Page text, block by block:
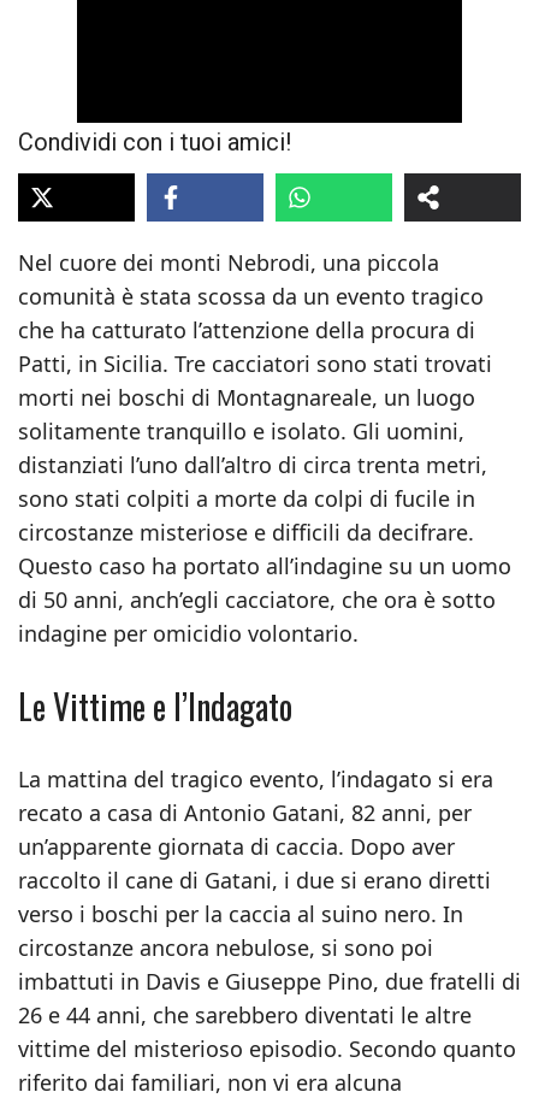
Condividi con i tuoi amici!
Nel cuore dei monti Nebrodi, una piccola
comunità è stata scossa da un evento tragico
che ha catturato l’attenzione della procura di
Patti, in Sicilia. Tre cacciatori sono stati trovati
morti nei boschi di Montagnareale, un luogo
solitamente tranquillo e isolato. Gli uomini,
distanziati l’uno dall’altro di circa trenta metri,
sono stati colpiti a morte da colpi di fucile in
circostanze misteriose e difficili da decifrare.
Questo caso ha portato all’indagine su un uomo
di 50 anni, anch’egli cacciatore, che ora è sotto
indagine per omicidio volontario.
Le Vittime e l’Indagato
La mattina del tragico evento, l’indagato si era
recato a casa di Antonio Gatani, 82 anni, per
un’apparente giornata di caccia. Dopo aver
raccolto il cane di Gatani, i due si erano diretti
verso i boschi per la caccia al suino nero. In
circostanze ancora nebulose, si sono poi
imbattuti in Davis e Giuseppe Pino, due fratelli di
26 e 44 anni, che sarebbero diventati le altre
vittime del misterioso episodio. Secondo quanto
riferito dai familiari, non vi era alcuna